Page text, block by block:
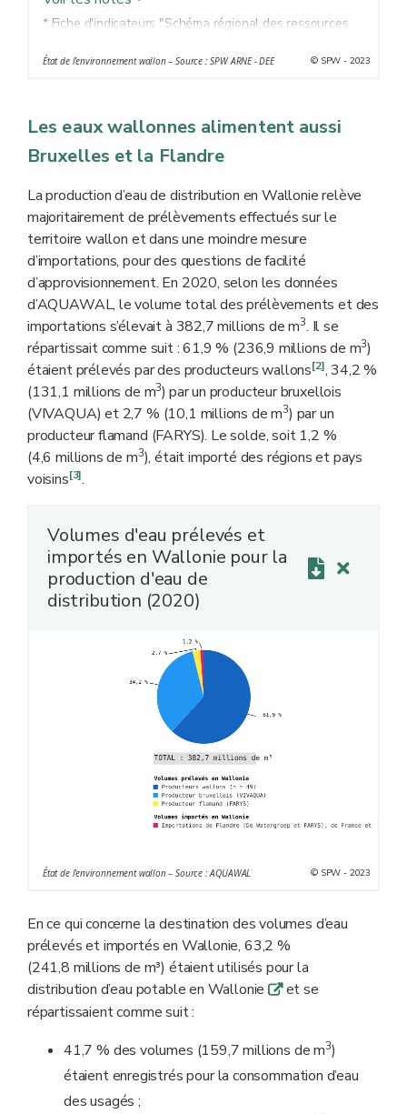
* Fiche d'indicateurs "Schéma régional des ressources
État de l'environnement wallon – Source : SPW ARNE - DEE © SPW - 2023
Les eaux wallonnes alimentent aussi
Bruxelles et la Flandre
La production d’eau de distribution en Wallonie relève
majoritairement de prélèvements effectués sur le
territoire wallon et dans une moindre mesure
d’importations, pour des questions de facilité
d’approvisionnement. En 2020, selon les données
d’AQUAWAL, le volume total des prélèvements et des
importations s’élevait à 382,7 millions de m3. Il se
répartissait comme suit : 61,9 % (236,9 millions de m3)
étaient prélevés par des producteurs wallons[2], 34,2 %
(131,1 millions de m3) par un producteur bruxellois
(VIVAQUA) et 2,7 % (10,1 millions de m3) par un
producteur flamand (FARYS). Le solde, soit 1,2 %
(4,6 millions de m3), était importé des régions et pays
voisins[3].
Volumes d'eau prélevés et
importés en Wallonie pour la
production d'eau de
distribution (2020)
État de l'environnement wallon – Source : AQUAWAL © SPW - 2023
En ce qui concerne la destination des volumes d’eau
prélevés et importés en Wallonie, 63,2 %
(241,8 millions de m³) étaient utilisés pour la
distribution d’eau potable en Wallonie qet se
répartissaient comme suit :
41,7 % des volumes (159,7 millions de m3)
étaient enregistrés pour la consommation d’eau
des usagés ;